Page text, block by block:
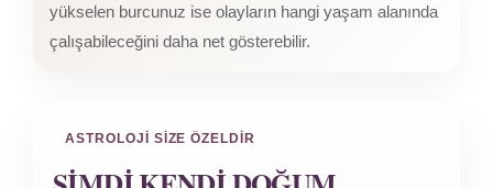
yükselen burcunuz ise olayların hangi yaşam alanında
çalışabileceğini daha net gösterebilir.
ASTROLOJI SIZE ÖZELDIR